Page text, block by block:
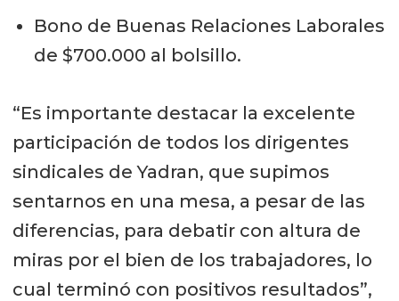
Bono de Buenas Relaciones Laborales
de $700.000 al bolsillo.
“Es importante destacar la excelente
participación de todos los dirigentes
sindicales de Yadran, que supimos
sentarnos en una mesa, a pesar de las
diferencias, para debatir con altura de
miras por el bien de los trabajadores, lo
cual terminó con positivos resultados”,